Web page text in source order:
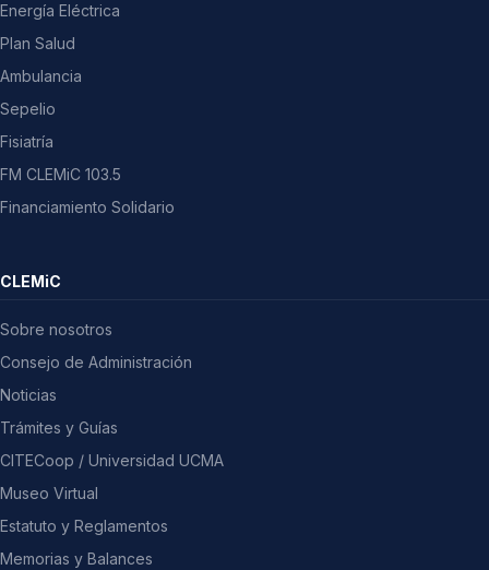
Energía Eléctrica
Plan Salud
Ambulancia
Sepelio
Fisiatría
FM CLEMiC 103.5
Financiamiento Solidario
CLEMiC
Sobre nosotros
Consejo de Administración
Noticias
Trámites y Guías
CITECoop / Universidad UCMA
Museo Virtual
Estatuto y Reglamentos
Memorias y Balances